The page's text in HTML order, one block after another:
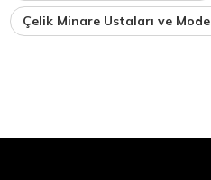
Çelik Minare Ustaları ve